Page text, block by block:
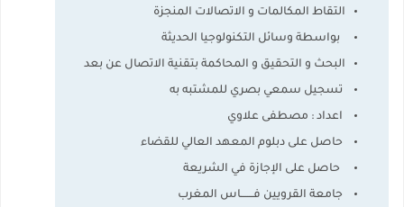
التقاط المكالمات و الاتصالات المنجزة
بواسطة وسائل التكنولوجيا الحديثة
البحث و التحقيق و المحاكمة بتقنية الاتصال عن بعد
تسجيل سمعي بصري للمشتبه به
اعداد : مصطفى علاوي
حاصل على دبلوم المعهد العالي للقضاء
حاصل على الإجازة في الشريعة
جامعة القرويين فـــــــاس المغرب